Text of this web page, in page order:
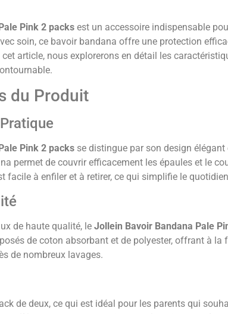
Pink 2 packs est un accessoire indispensable
soin, ce bavoir bandana offre une protection
article, nous explorerons en détail les
du Produit
Pink 2 packs se distingue par son design
permet de couvrir efficacement les épaules et le
facile à enfiler et à retirer, ce qui simplifie le
de haute qualité, le Jollein Bavoir Bandana Pale
de coton absorbant et de polyester, offrant à
de nombreux lavages.
de deux, ce qui est idéal pour les parents qui